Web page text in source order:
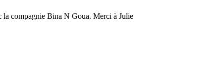
la compagnie Bina N Goua. Merci à Julie